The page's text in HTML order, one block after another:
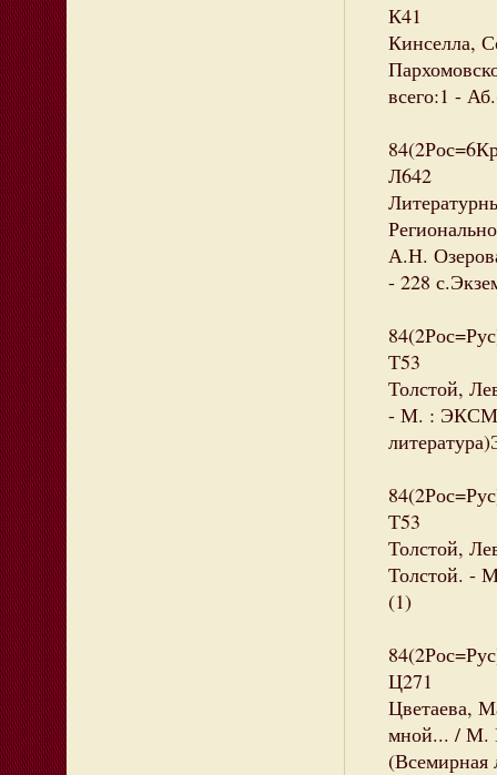
К41
Кинселла,
всего:1 -
Л642
А.Н.
- 228
Т53
Толстой,
- М. :
Т53
Толстой,
Толстой. -
(1)
Ц271
Цветаева,
мной... / М.
(Всемирная